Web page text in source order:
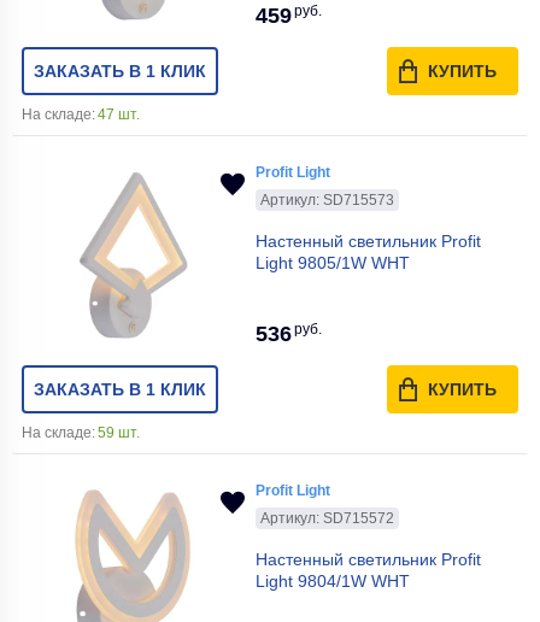
459руб.
ЗАКАЗАТЬ В 1 КЛИК КУПИТЬ
На складе:47 шт.
Profit Light
Артикул: SD715573
Настенный светильник Profit
Light 9805/1W WHT
536руб.
ЗАКАЗАТЬ В 1 КЛИК КУПИТЬ
На складе:59 шт.
Profit Light
Артикул: SD715572
Настенный светильник Profit
Light 9804/1W WHT